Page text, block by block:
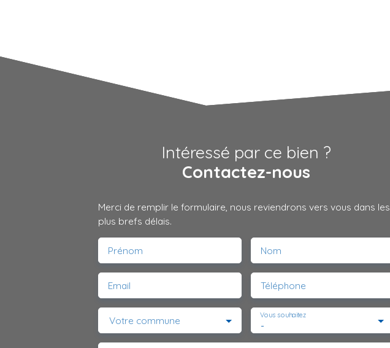
Intéressé par ce bien ?
Contactez-nous
Merci de remplir le formulaire, nous reviendrons vers vous dans les
plus brefs délais.
Prénom Nom
Email Téléphone
Votre commune -
Vous souhaitez